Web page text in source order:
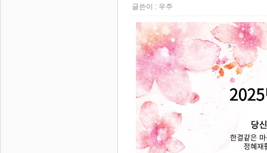
글쓴이 : 우주